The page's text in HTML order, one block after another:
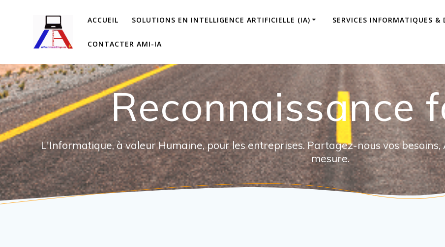
ACCUEIL SOLUTIONS EN INTELLIGENCE ARTIFICIELLE (IA) SERVICES INFORMATIQUES &
CONTACTER AMI-IA
Reconnaissance
L'Informatique, à valeur Humaine, pour les entreprises. Partagez-nous vos
mesure.